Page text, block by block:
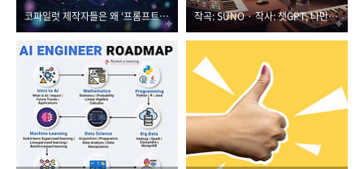
코파일럿 제작자들은 왜 ‘프롬프트’보다 ‘설계’를 먼저 이야기했을까? 작곡: SUNO · 작사: 챗GPT, 나만의 AI 음악을 작곡하라